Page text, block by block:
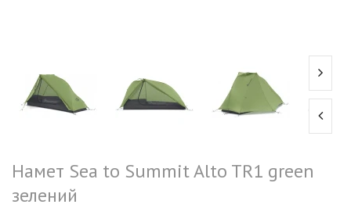
Намет Sea to Summit Alto TR1 green
зелений